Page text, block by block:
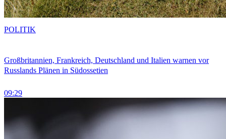
Großbritannien, Frankreich, Deutschland und Italien warnen vor
Russlands Plänen in Südossetien
09:29
POLITIK